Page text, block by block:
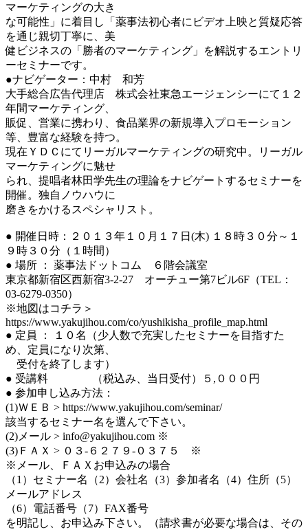
マーケティングの大き
な可能性」に着目し「薬事法初心者にビデオ上映と質疑応答
を通じ親切丁寧に、美
健ビジネスの「勝者のマーケティング」を解説するエントリ
ーセミナーです。
●ナビゲーター：中村 和芳
大手総合広告代理店 株式会社東急エージェンシーにて１２
年間マーケティング、
販促、営業に携わり、食品業界の新規導入プロモーション
等、豊富な経験を持つ。
現在ＹＤＣにてリーガルマーケティングの研究中。リーガル
マーケティングに魅せ
られ、提唱者林田学先生の理論をナビゲートするセミナーを
開催。独自ノウハウに
磨きをかけるスペシャリスト。
● 開催日時：２０１３年１０月１７日(木) １８時３０分～１
９時３０分（１時間）
● 場所 ： 薬事法ドットコム ６階会議室
東京都新宿区西新宿3-2-27 オーチュー第7ビル6F（TEL：
03-6279-0350）
※地図はコチラ＞
https://www.yakujihou.com/co/yushikisha_profile_map.html
● 定員 ： １０名（少人数で充実したセミナーを目指すた
め、定員になり次第、
受付を終了します）
● 受講料 （税込み、当日受付）５,０００円
● 参加申し込み方法：
(1)ＷＥＢ > https://www.yakujihou.com/seminar/
該当するセミナー名を選んで下さい。
(2)メール > info@yakujihou.com ※
(3)ＦＡＸ > ０３-６２７９-０３７５ ※
※メール、ＦＡＸお申込みの場合
（1）セミナー名（2）会社名（3）参加者名（4）住所（5）
メールアドレス
（6）電話番号（7）FAX番号
を明記し、お申込み下さい。（請求書が必要な場合は、その